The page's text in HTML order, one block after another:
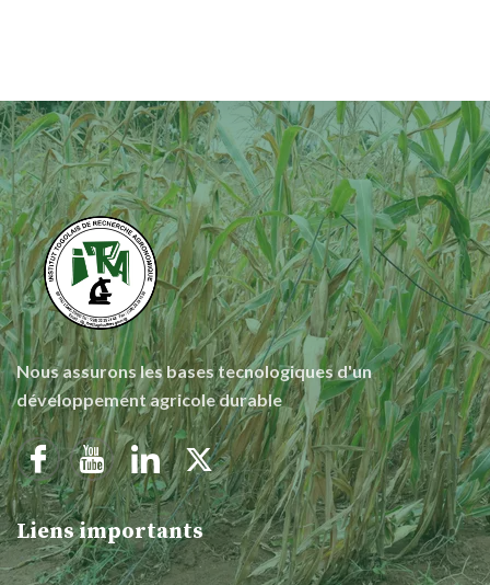
Nous assurons les bases tecnologiques d'un
développement agricole durable
Liens importants